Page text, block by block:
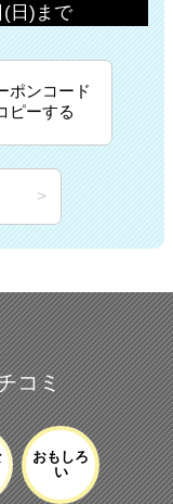
(日)まで
ポンコード
ピーする
コミ
おもしろ
い